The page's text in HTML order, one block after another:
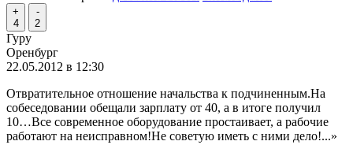
+
4
-
2
Гуру
Оренбург
22.05.2012 в 12:30
Отвратительное отношение начальства к подчиненным.На
собеседовании обещали зарплату от 40, а в итоге получил
10…Все современное оборудование простаивает, а рабочие
работают на неисправном!Не советую иметь с ними дело!...»